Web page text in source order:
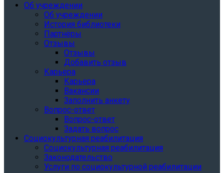
Об учреждении
Об учреждении
История библиотеки
Партнёры
Отзывы
Отзывы
Добавить отзыв
Карьера
Карьера
Вакансии
Заполнить анкету
Вопрос-ответ
Вопрос-ответ
Задать вопрос
Социокультурная реабилитация
Социокультурная реабилитация
Законодательство
Услуги по социокультурной реабилитации